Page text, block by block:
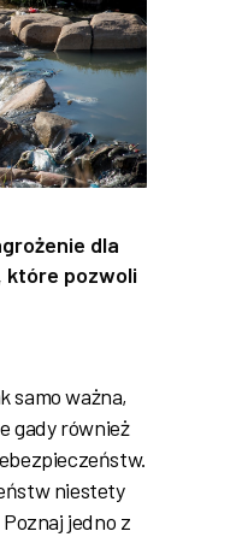
dla
które pozwoli
samo ważna,
gady również
niestety
jedno z